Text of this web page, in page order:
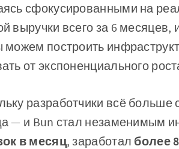
сфокусированными на
выручки всего за 6
можем построить
от экспоненциального
разработчики всё больше
— и Bun стал незаменимым
в месяц, заработал более